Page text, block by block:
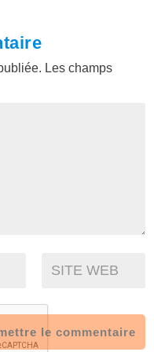
Les champs
le commentaire